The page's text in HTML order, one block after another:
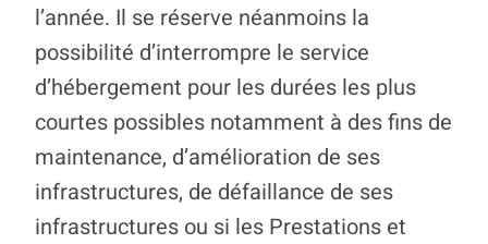
l’année. Il se réserve néanmoins la
possibilité d’interrompre le service
d’hébergement pour les durées les plus
courtes possibles notamment à des fins de
maintenance, d’amélioration de ses
infrastructures, de défaillance de ses
infrastructures ou si les Prestations et